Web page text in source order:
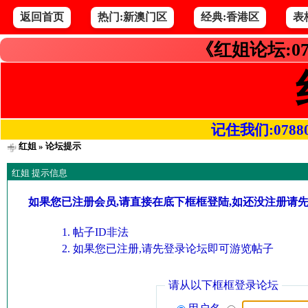
返回首页 热门:新澳门区 经典:香港区 表
《红姐论坛
记住我们
红姐» 论坛提示
红姐 提示信息
如果您已注册会员,请直接在底下框框登陆,如还没注册请
帖子ID非法
如果您已注册,请先登录论坛即可游览帖子
请从以下框框登录论坛